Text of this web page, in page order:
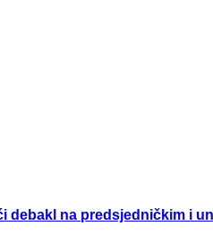
debakl na predsjedničkim i